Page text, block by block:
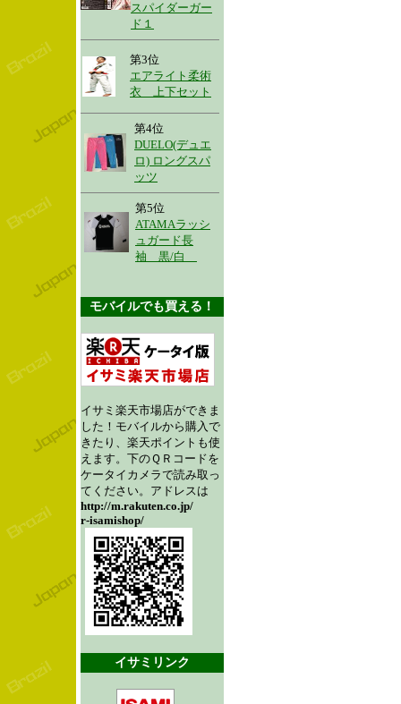
スパイダーガー
ド１
第3位
エアライト柔術
衣 上下セット
第4位
DUELO(デュエ
ロ) ロングスパ
ッツ
第5位
ATAMAラッシ
ュガード長
袖 黒/白
モバイルでも買える！
イサミ楽天市場店ができま
した！モバイルから購入で
きたり、楽天ポイントも使
えます。下のＱＲコードを
ケータイカメラで読み取っ
てください。アドレスは
http://m.rakuten.co.jp/
r-isamishop/
イサミリンク